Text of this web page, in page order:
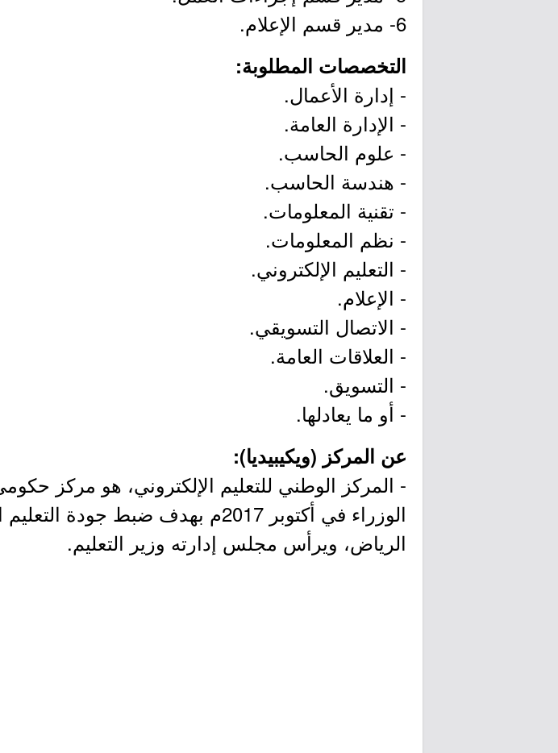
6- مدير قسم الإعلام.
التخصصات المطلوبة:
- إدارة الأعمال.
- الإدارة العامة.
- علوم الحاسب.
- هندسة الحاسب.
- تقنية المعلومات.
- نظم المعلومات.
- التعليم الإلكتروني.
- الإعلام.
- الاتصال التسويقي.
- العلاقات العامة.
- التسويق.
- أو ما يعادلها.
عن المركز (ويكيبيديا):
- المركز الوطني للتعليم الإلكتروني، هو مركز
الوزراء في أكتوبر 2017م بهدف ضبط
الرياض، ويرأس مجلس إدارته وزير التعليم.